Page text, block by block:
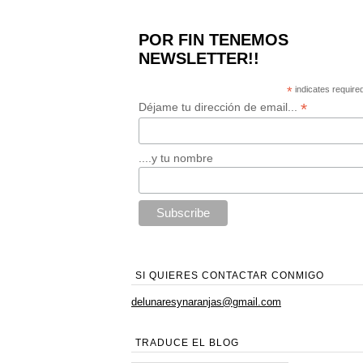
POR FIN TENEMOS
NEWSLETTER!!
* indicates
Déjame tu dirección de email... *
....y tu nombre
SI QUIERES CONTACTAR CONMIGO
delunaresynaranjas@gmail.com
TRADUCE EL BLOG